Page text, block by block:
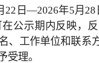
22 日—2026年5月 28
公示期内反映，
、工作单位和联系
受理。